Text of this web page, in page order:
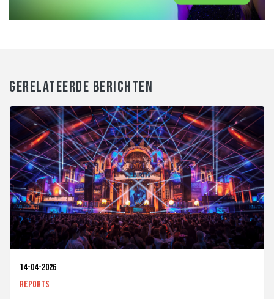
GERELATEERDE BERICHTEN
14-04-2026
Reports